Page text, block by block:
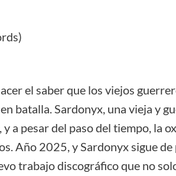
el saber que los viejos
batalla. Sardonyx, una vieja y
a pesar del paso del tiempo, la
Año 2025, y Sardonyx sigue
trabajo discográfico que no